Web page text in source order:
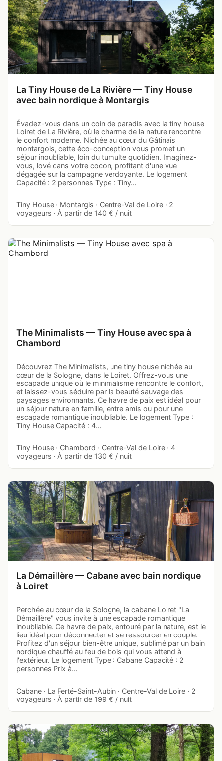
La Tiny House de La Rivière — Tiny House
avec bain nordique à Montargis
Évadez-vous dans un coin de paradis avec la tiny house
Loiret de La Rivière, où le charme de la nature rencontre
le confort moderne. Nichée au cœur du Gâtinais
montargois, cette éco-conception vous promet un
séjour inoubliable, loin du tumulte quotidien. Imaginez-
vous, lové dans votre cocon, profitant d'une vue
dégagée sur la campagne verdoyante. Le logement
Capacité : 2 personnes Type : Tiny…
Tiny House · Montargis · Centre-Val de Loire · 2
voyageurs · À partir de 140 € / nuit
The Minimalists — Tiny House avec spa à
Chambord
Découvrez The Minimalists, une tiny house nichée au
cœur de la Sologne, dans le Loiret. Offrez-vous une
escapade unique où le minimalisme rencontre le confort,
et laissez-vous séduire par la beauté sauvage des
paysages environnants. Ce havre de paix est idéal pour
un séjour nature en famille, entre amis ou pour une
escapade romantique inoubliable. Le logement Type :
Tiny House Capacité : 4…
Tiny House · Chambord · Centre-Val de Loire · 4
voyageurs · À partir de 130 € / nuit
La Démaillère — Cabane avec bain nordique
à Loiret
Perchée au cœur de la Sologne, la cabane Loiret "La
Démaillère" vous invite à une escapade romantique
inoubliable. Ce havre de paix, entouré par la nature, est le
lieu idéal pour déconnecter et se ressourcer en couple.
Profitez d'un séjour bien-être unique, sublimé par un bain
nordique chauffé au feu de bois qui vous attend à
l'extérieur. Le logement Type : Cabane Capacité : 2
personnes Prix à…
Cabane · La Ferté-Saint-Aubin · Centre-Val de Loire · 2
voyageurs · À partir de 199 € / nuit